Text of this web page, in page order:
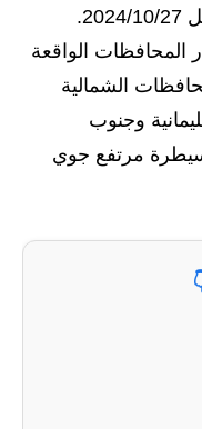
الابتدائية
المتوسطة
دراسية
الابتدائية
المحافظات الواقعة
الشمالية
وجنوب
مرتفع جوي